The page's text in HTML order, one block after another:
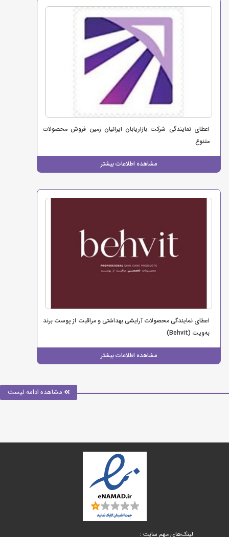
اعطای نمایندگی شرکت بازاریابان ایرانیان زمین فروش محصولات
متنوع
مشاهده اطلاعات بیشتر
اعطای نمایندگی محصولات آرایشی بهداشتی و مراقبت از پوست برند
به‌ویت (Behvit)
مشاهده اطلاعات بیشتر
مشاهده ادامه لیست
لینک‌های مهم سایت :